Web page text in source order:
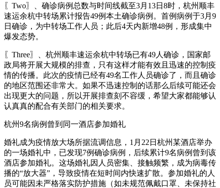
〖Two〗、确诊病例总数与时间线截至3月13日8时，杭州顺丰
速运余杭中转场累计报告49例本土确诊病例。首例病例于3月9
日确诊，为中转场工作人员；此后4天内新增48例，形成集中
爆发态势。
〖Three〗、杭州顺丰速运余杭中转场已有49人确诊，国家邮
政局将开展大规模的排查，只有这样才能有效且迅速的控制疫
情的传播。此次的疫情已经有49名工作人员确诊了，而且确诊
的地区范围还非常大。如果不迅速控制的话那么后续可能还会
出现更大的问题，所以开展排查刻不容缓，希望大家都能够认
认真真的配合有关部门的相关要求。
杭州9名病例曾到同一酒店参加婚礼
婚礼成为疫情放大场所据流调信息，1月22日杭州某酒店举办
的一场婚礼中，已发现7例确诊病例，后续累计9名病例曾到该
酒店参加婚礼。这场婚礼因人员密集、接触频繁，成为病毒传
播的“放大器”，导致疫情在短时间内快速扩散。参加婚礼的人
员可能因未严格落实防护措施（如未规范佩戴口罩、未保持社